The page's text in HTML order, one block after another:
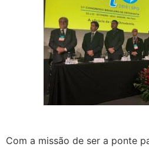
Com a missão de ser a ponte